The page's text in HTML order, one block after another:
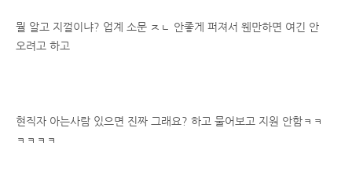
뭘 알고 지껄이냐? 업계 소문 ㅈㄴ 안좋게 퍼져서 웬만하면 여긴 안
오려고 하고
현직자 아는사람 있으면 진짜 그래요? 하고 물어보고 지원 안함ㅋㅋ
ㅋㅋㅋㅋ